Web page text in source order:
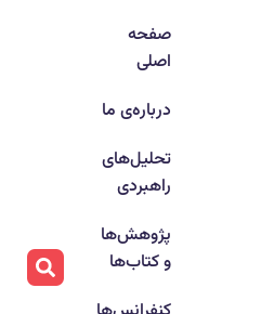
صفحه
اصلی
درباره‌ی ما
تحلیل‌های
راهبردی
پژوهش‌ها
و کتاب‌ها